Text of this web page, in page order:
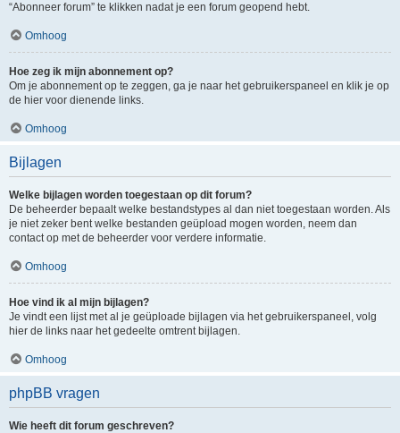
“Abonneer forum” te klikken nadat je een forum geopend hebt.
Omhoog
Hoe zeg ik mijn abonnement op?
Om je abonnement op te zeggen, ga je naar het gebruikerspaneel en klik je op
de hier voor dienende links.
Omhoog
Bijlagen
Welke bijlagen worden toegestaan op dit forum?
De beheerder bepaalt welke bestandstypes al dan niet toegestaan worden. Als
je niet zeker bent welke bestanden geüpload mogen worden, neem dan
contact op met de beheerder voor verdere informatie.
Omhoog
Hoe vind ik al mijn bijlagen?
Je vindt een lijst met al je geüploade bijlagen via het gebruikerspaneel, volg
hier de links naar het gedeelte omtrent bijlagen.
Omhoog
phpBB vragen
Wie heeft dit forum geschreven?